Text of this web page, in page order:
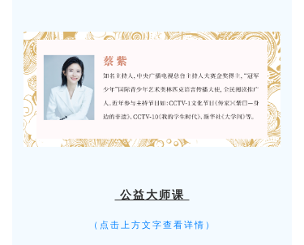
公益大师课
（ 点击上方文字查看详情）